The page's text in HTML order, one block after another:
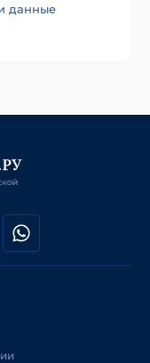
данные